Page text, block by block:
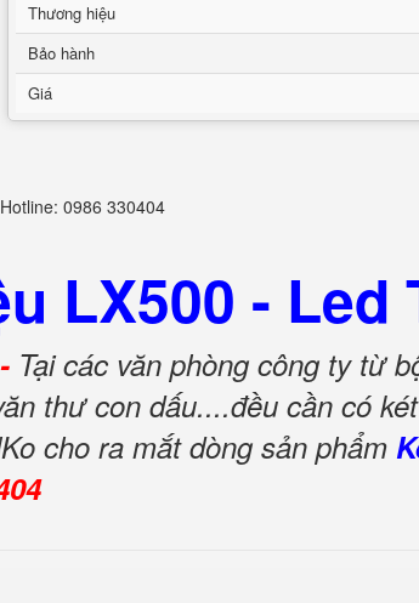
Thương hiệu
Bảo hành
Giá
Hotline: 0986 330404
LX500 - Led
Tại các văn phòng công ty từ
thư con dấu....đều cần có
cho ra mắt dòng sản phẩm